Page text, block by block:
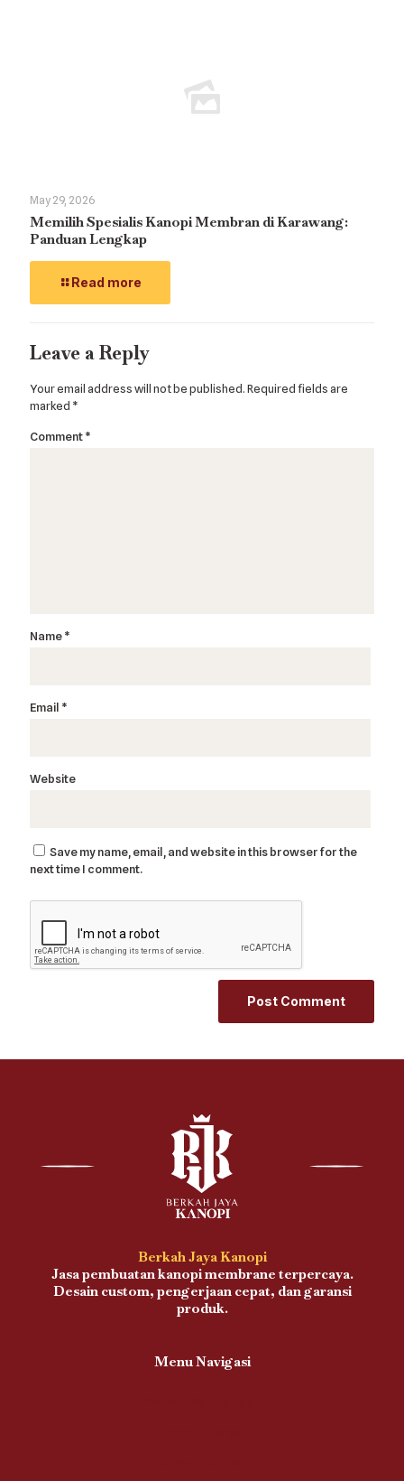
May 29, 2026
Memilih Spesialis Kanopi Membran di Karawang:
Panduan Lengkap
Read more
Leave a Reply
Your email address will not be published.Required fields are
marked *
Comment*
Name*
Email *
Website
Save my name, email, and website in this browser for the
next time I comment.
Berkah Jaya Kanopi
Jasa pembuatan kanopi membrane terpercaya.
Desain custom, pengerjaan cepat, dan garansi
produk.
Menu Navigasi